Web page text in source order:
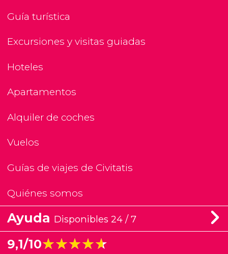
Guía turística
Excursiones y visitas guiadas
Hoteles
Apartamentos
Alquiler de coches
Vuelos
Guías de viajes de Civitatis
Quiénes somos
Ayuda Disponibles 24 / 7
9,1/10★★★★★
★★★★★